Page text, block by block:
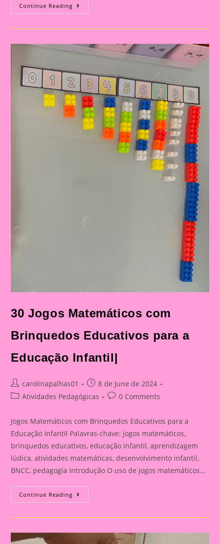
Continue Reading 30
Jogos
Com
Para
A
E
Quantidade
Com
LEGO
30 Jogos Matemáticos com
Brinquedos Educativos para a
Educação Infantil|
Post
author:
carolinapalhas01
Post
published:
8 de June de 2024
PostAtividades Pedagógicas
Post0 Comments
Jogos Matemáticos com Brinquedos Educativos para a
Educação Infantil Palavras-chave: jogos matemáticos,
brinquedos educativos, educação infantil, aprendizagem
lúdica, atividades matemáticas, desenvolvimento infantil,
BNCC, pedagogia Introdução O uso de jogos matemáticos…
Continue Reading 30
Jogos
Com
Para